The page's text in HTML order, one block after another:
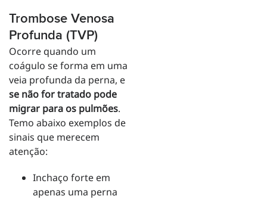
Trombose Venosa
Profunda (TVP)
Ocorre quando um
coágulo se forma em uma
veia profunda da perna, e
se não for tratado pode
migrar para os pulmões.
Temo abaixo exemplos de
sinais que merecem
atenção:
Inchaço forte em
apenas uma perna